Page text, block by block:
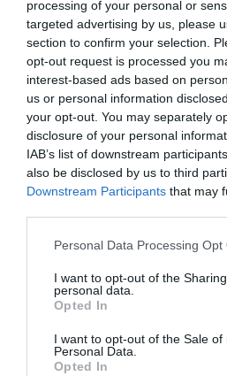
processing of your personal or
targeted advertising by us, please
section to confirm your selection.
opt-out request is processed you
interest-based ads based on
us or personal information
your opt-out. You may separately
disclosure of your personal
IAB’s list of downstream
also be disclosed by us to third
Downstream Participants that may
Personal Data Processing Opt
I want to opt-out of the
personal data.
Opted In
I want to opt-out of the Sale of
Personal Data.
Opted In
Brutál nehéz nyolc
jól sikerül
Nyolc kvízkérdés: Van
az érdekes quizt
Tudásbővítő kvíz: Ez a
Kvíz: Ha legalább 5
büszke lehetsz magadra